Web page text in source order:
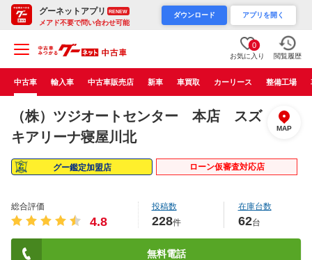
グーネットアプリ RENEW
メアド不要で問い合わせ可能
ダウンロード アプリを開く
0
お気に入り 閲覧履歴
中古車 輸入車 中古車販売店 新車 車買取 カーリース 整備工場
（株）ツジオートセンター 本店 スズ
キアリーナ寝屋川北
MAP
グー鑑定加盟店 ローン仮審査対応店
総合評価
4.8
投稿数
228件
在庫台数
62台
無料電話